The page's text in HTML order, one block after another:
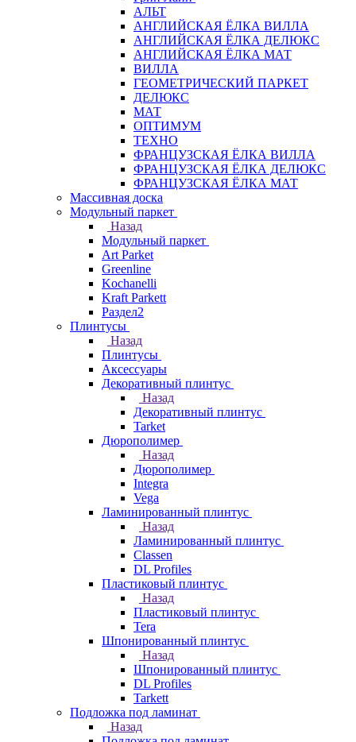
АЛЬТ
АНГЛИЙСКАЯ ЁЛКА ВИЛЛА
АНГЛИЙСКАЯ ЁЛКА ДЕЛЮКС
АНГЛИЙСКАЯ ЁЛКА МАТ
ВИЛЛА
ГЕОМЕТРИЧЕСКИЙ ПАРКЕТ
ДЕЛЮКС
МАТ
ОПТИМУМ
ТЕХНО
ФРАНЦУЗСКАЯ ЁЛКА ВИЛЛА
ФРАНЦУЗСКАЯ ЁЛКА ДЕЛЮКС
ФРАНЦУЗСКАЯ ЁЛКА МАТ
Массивная доска
Модульный паркет
Назад
Модульный паркет
Art Parket
Greenline
Kochanelli
Kraft Parkett
Раздел2
Плинтусы
Назад
Плинтусы
Аксессуары
Декоративный плинтус
Назад
Декоративный плинтус
Tarket
Дюрополимер
Назад
Дюрополимер
Integra
Vega
Ламинированный плинтус
Назад
Ламинированный плинтус
Classen
DL Profiles
Пластиковый плинтус
Назад
Пластиковый плинтус
Tera
Шпонированный плинтус
Назад
Шпонированный плинтус
DL Profiles
Tarkett
Подложка под ламинат
Назад